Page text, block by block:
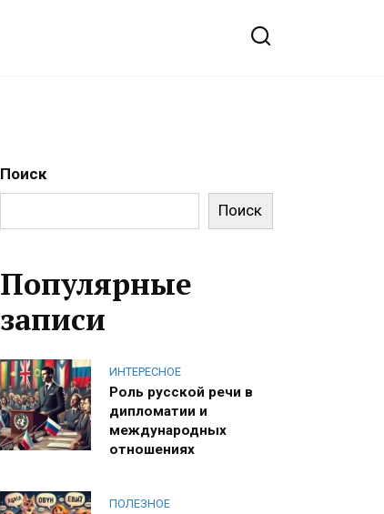
Поиск
Поиск
Популярные
записи
ИНТЕРЕСНОЕ
Роль русской речи в
дипломатии и
международных
отношениях
ПОЛЕЗНОЕ